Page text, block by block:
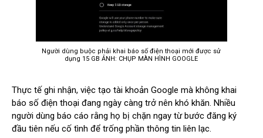
Người dùng buộc phải khai báo số điện thoại mới được sử
dụng 15 GB ẢNH: CHỤP MÀN HÌNH GOOGLE
Thực tế ghi nhận, việc tạo tài khoản Google mà không khai
báo số điện thoại đang ngày càng trở nên khó khăn. Nhiều
người dùng báo cáo rằng họ bị chặn ngay từ bước đăng ký
đầu tiên nếu cố tình để trống phần thông tin liên lạc.